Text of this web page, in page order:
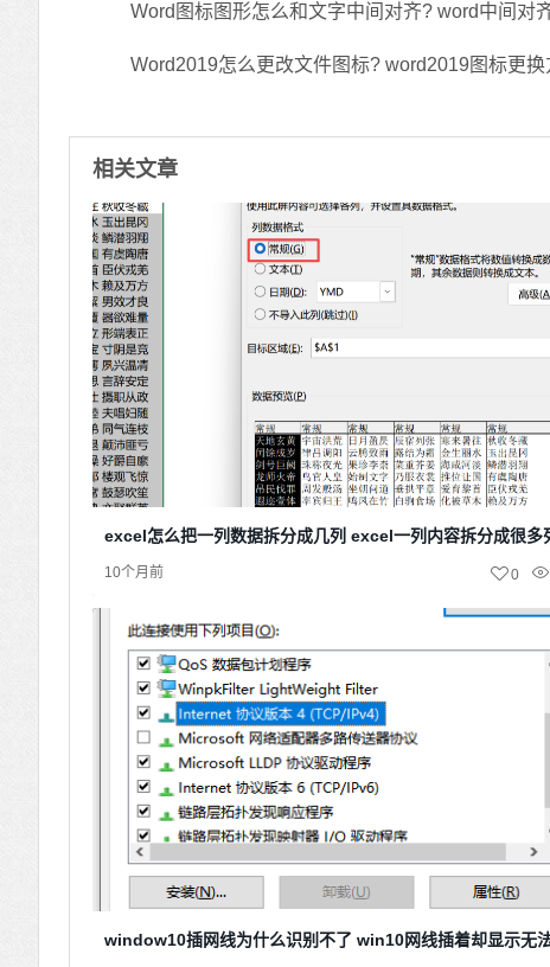
Word图标图形怎么和文字中间对齐? word中间对
Word2019怎么更改文件图标? word2019图标更换
相关文章
excel怎么把一列数据拆分成几列 excel一列内容拆分成很多
10个月前 0
window10插网线为什么识别不了 win10网线插着却显示无法